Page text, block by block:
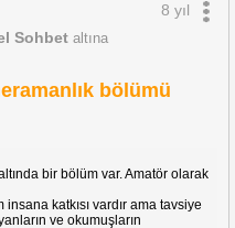
Sohbet altına
8 yıl
bölümü
bir bölüm var. Amatör olarak
katkısı vardır ama tavsiye
ve okumuşların